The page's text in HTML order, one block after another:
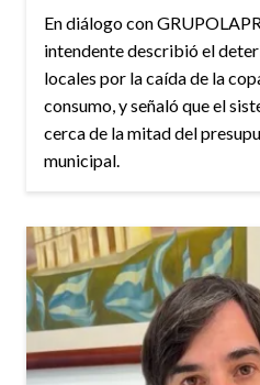
En diálogo con
intendente describió el
locales por la caída de la
consumo, y señaló que el
cerca de la mitad del
municipal.